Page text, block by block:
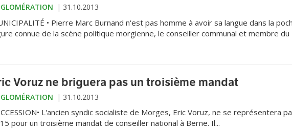
31.10.2013
• Pierre Marc Burnand n'est pas homme à avoir sa langue dans la
connue de la scène politique morgienne, le conseiller communal et membre du
Voruz ne briguera pas un troisième mandat
31.10.2013
L'ancien syndic socialiste de Morges, Eric Voruz, ne se représentera
pour un troisième mandat de conseiller national à Berne. Il...